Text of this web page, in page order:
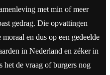
met min of meer
gedrag. Die opvattingen
en dus op een gedeelde
in Nederland en zéker in
het de vraag of burgers nog